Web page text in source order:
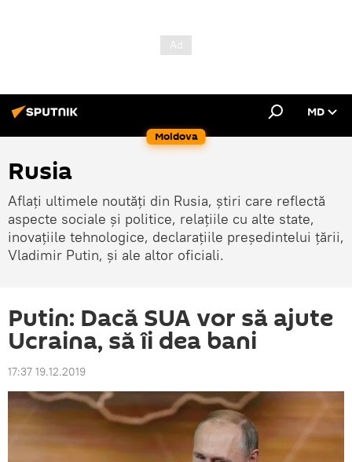
Moldova
MD
Rusia
Aflați ultimele noutăți din Rusia, știri care reflectă
aspecte sociale și politice, relațiile cu alte state,
inovațiile tehnologice, declarațiile președintelui țării,
Vladimir Putin, și ale altor oficiali.
Putin: Dacă SUA vor să ajute
Ucraina, să îi dea bani
17:37 19.12.2019